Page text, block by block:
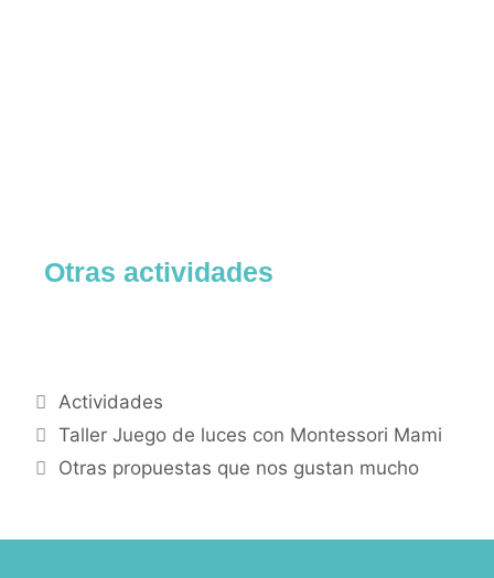
Otras actividades
Actividades
Taller Juego de luces con Montessori Mami
Otras propuestas que nos gustan mucho